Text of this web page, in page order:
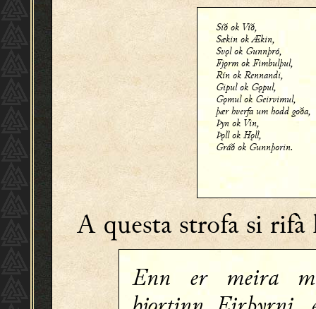
Síð ok Víð,
Sækin ok Ækin,
Svǫl ok Gunnþró,
Fjǫrm ok Fimbulþul,
Rín ok Rennandi,
Gipul ok Gǫpul,
Gǫmul ok Geirvimul,
þær hverfa um hodd goða,
Þyn ok Vin,
Þǫll ok Hǫll,
Gráð ok Gunnþorin.
A questa strofa si
Enn er meira